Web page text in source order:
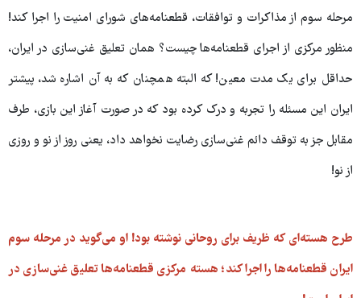
مرحله سوم از مذاکرات و توافقات، قطعنامه‌های شورای امنیت را اجرا کند!
منظور مرکزی از اجرای قطعنامه‌ها چیست؟ همان تعلیق غنی‌سازی در ایران،
حداقل برای یک مدت معین! که البته همچنان که به آن اشاره شد، پیشتر
ایران این مسئله را تجربه و درک کرده بود که در صورت آغاز این بازی، طرف
مقابل جز به توقف دائم غنی‌سازی رضایت نخواهد داد، یعنی روز از نو و روزی
از نو!
طرح هسته‌ای که ظریف برای روحانی نوشته بود! او می‌گوید در مرحله سوم
ایران قطعنامه‌ها را اجرا کند؛ هسته‌ مرکزی قطعنامه‌ها تعلیق غنی‌سازی در